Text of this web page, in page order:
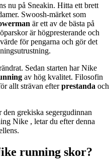
nu på Sneakin. Hitta ett brett
Swoosh-märket som
är ett av de bästa på
är högpresterande och
för pengarna och gör det
Sedan starten har Nike
av hög kvalitet. Filosofin
allt strävan efterprestanda och
grekiska segergudinnan
Nike , letar du efter denna
running skor?